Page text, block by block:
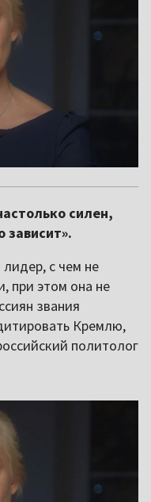
силен,
зависит».
с чем не
при этом она не
звания
Кремлю,
политолог